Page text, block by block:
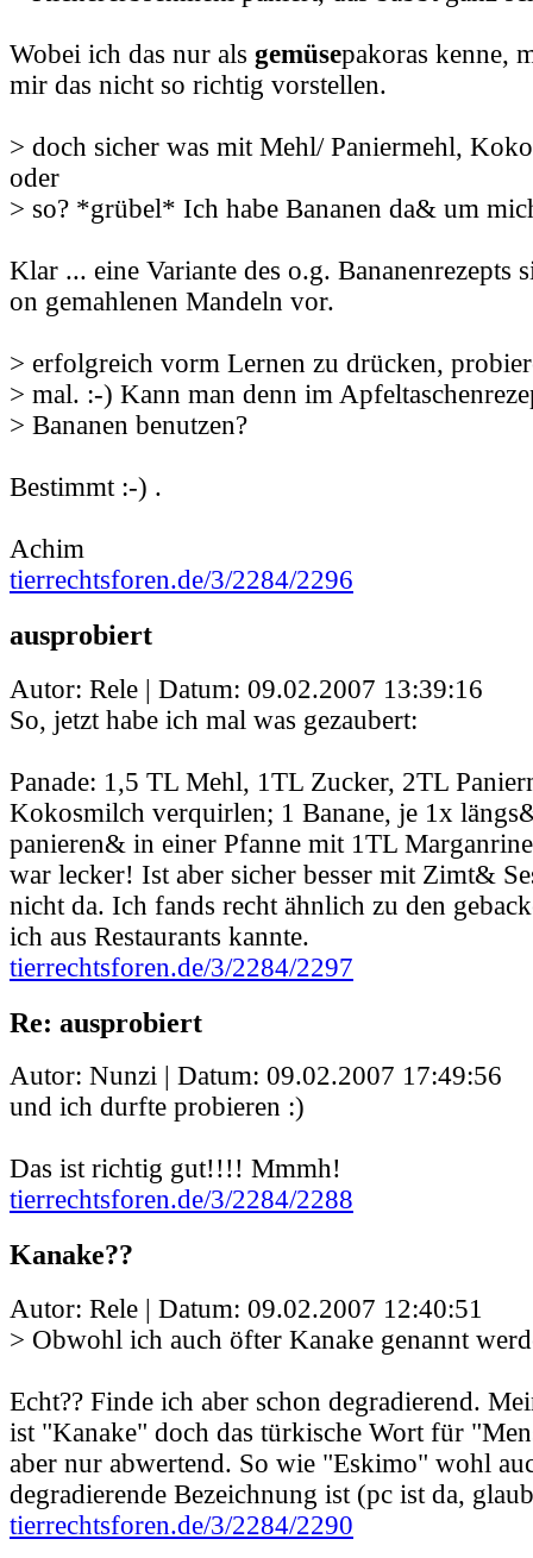
Wobei ich das nur als gemüsepakoras kenne,
mir das nicht so richtig vorstellen.
> doch sicher was mit Mehl/ Paniermehl,
oder
> so? *grübel* Ich habe Bananen da& um
Klar ... eine Variante des o.g. Bananenrezepts
on gemahlenen Mandeln vor.
> erfolgreich vorm Lernen zu drücken,
> mal. :-) Kann man denn im
> Bananen benutzen?
Bestimmt :-) .
Achim
tierrechtsforen.de/3/2284/2296
ausprobiert
Autor: Rele | Datum: 09.02.2007 13:39:16
So, jetzt habe ich mal was gezaubert:
Panade: 1,5 TL Mehl, 1TL Zucker, 2TL
Kokosmilch verquirlen; 1 Banane, je 1x
panieren& in einer Pfanne mit 1TL Marganrine
war lecker! Ist aber sicher besser mit Zimt&
nicht da. Ich fands recht ähnlich zu den
ich aus Restaurants kannte.
tierrechtsforen.de/3/2284/2297
Re: ausprobiert
Autor: Nunzi | Datum: 09.02.2007 17:49:56
und ich durfte probieren :)
Das ist richtig gut!!!! Mmmh!
tierrechtsforen.de/3/2284/2288
Kanake??
Autor: Rele | Datum: 09.02.2007 12:40:51
> Obwohl ich auch öfter Kanake genannt
Echt?? Finde ich aber schon degradierend.
ist "Kanake" doch das türkische Wort für
aber nur abwertend. So wie "Eskimo" wohl
degradierende Bezeichnung ist (pc ist da,
tierrechtsforen.de/3/2284/2290